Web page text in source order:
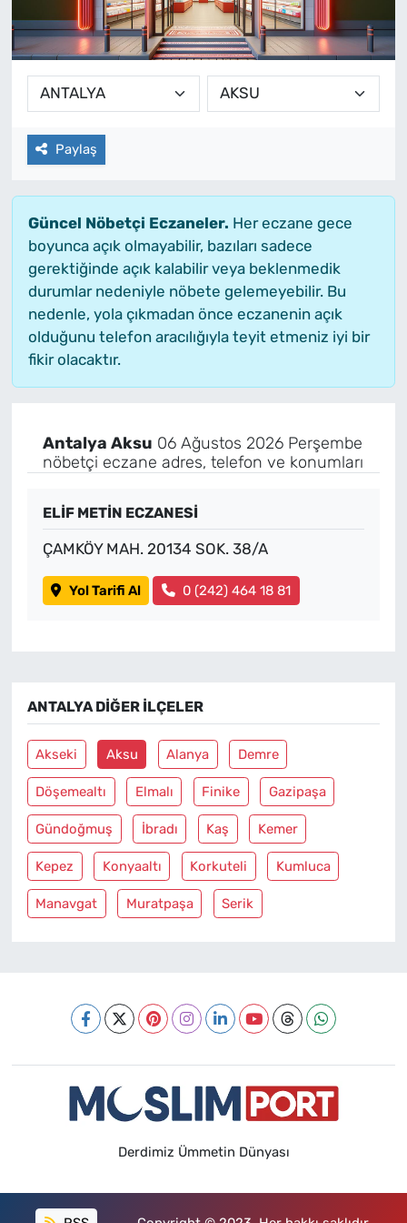
Paylaş
Güncel Nöbetçi Eczaneler. Her eczane gece
boyunca açık olmayabilir, bazıları sadece
gerektiğinde açık kalabilir veya beklenmedik
durumlar nedeniyle nöbete gelemeyebilir. Bu
nedenle, yola çıkmadan önce eczanenin açık
olduğunu telefon aracılığıyla teyit etmeniz iyi bir
fikir olacaktır.
Antalya Aksu 06 Ağustos 2026 Perşembe
nöbetçi eczane adres, telefon ve konumları
ELİF METİN ECZANESİ
ÇAMKÖY MAH. 20134 SOK. 38/A
Yol Tarifi Al 0 (242) 464 18 81
ANTALYA DIĞER İLÇELER
Akseki Aksu Alanya Demre
Döşemealtı Elmalı Finike Gazipaşa
Gündoğmuş İbradı Kaş Kemer
Kepez Konyaaltı Korkuteli Kumluca
Manavgat Muratpaşa Serik
Derdimiz Ümmetin Dünyası